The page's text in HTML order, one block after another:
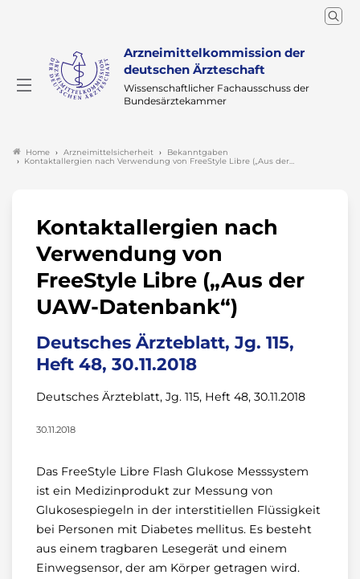
Arzneimittelkommission der
deutschen Ärzteschaft
Wissenschaftlicher Fachausschuss der
Bundesärztekammer
Home Arzneimittelsicherheit
Bekanntgaben
Kontaktallergien nach Verwendung von FreeStyle Libre („Aus der…
Kontaktallergien nach
Verwendung von
FreeStyle Libre („Aus der
UAW-Datenbank“)
Deutsches Ärzteblatt, Jg. 115,
Heft 48, 30.11.2018
Deutsches Ärzteblatt, Jg. 115, Heft 48, 30.11.2018
30.11.2018
Das FreeStyle Libre Flash Glukose Messsystem
ist ein Medizinprodukt zur Messung von
Glukosespiegeln in der interstitiellen Flüssigkeit
bei Personen mit Diabetes mellitus. Es besteht
aus einem tragbaren Lesegerät und einem
Einwegsensor, der am Körper getragen wird.